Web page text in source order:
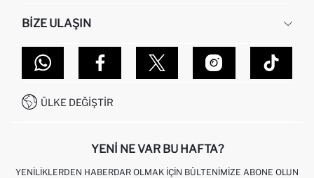
KURUMSAL SATIŞ
DEFACTO TEKNOLOJI
SITEMAP
SIPARIŞIMI NASIL TAKIP EDERIM?
NASIL İADE EDERIM?
GIFT CLUB SIKÇA SORULAN SORULAR
İŞLEM REHBERI
KAMPANYALAR
BIZE ULAŞIN
MAĞAZALARIMIZ
İLETIŞIM FORMU
0850 333 22 86
ÜLKE DEĞIŞTIR
YENI NE VAR BU HAFTA?
YENILIKLERDEN HABERDAR OLMAK İÇIN BÜLTENIMIZE ABONE OLUN